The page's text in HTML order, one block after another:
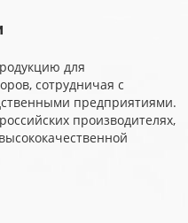
для
сотрудничая с
предприятиями.
производителях,